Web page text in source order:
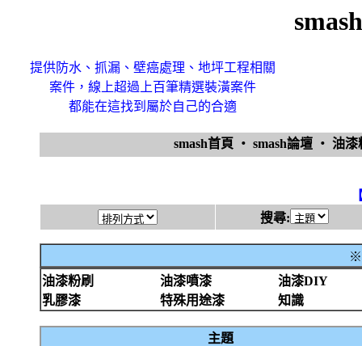
提供防水、抓漏、壁癌處理、地坪工程相關
案件，線上超過上百筆精選裝潢案件
都能在這找到屬於自己的合適
smash首頁 ‧ smash論壇 ‧ 油
搜尋:
※
油漆粉刷
油漆噴漆
油漆DIY
乳膠漆
特殊用途漆 知識
主題